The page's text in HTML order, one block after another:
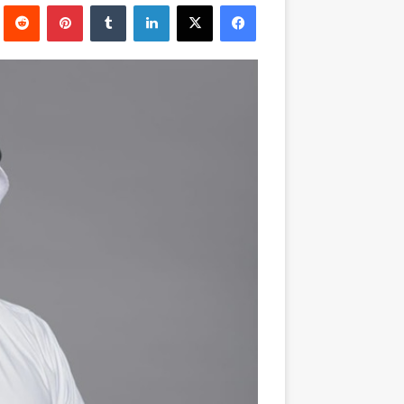
إلكترونيا
فيسبوك ‫X لينكدإن بينتيريست